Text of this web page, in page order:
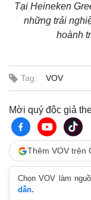
Tại Heineken
những trải
hoành
Tag: VOV
Mời quý độc giả
Thêm VOV trên
Chọn VOV làm
dẫn.